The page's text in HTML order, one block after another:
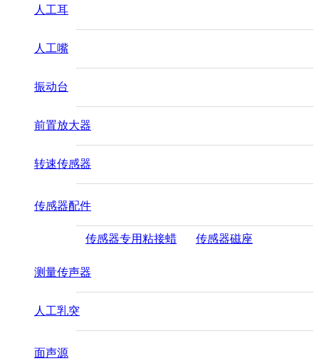
人工耳
人工嘴
振动台
前置放大器
转速传感器
传感器配件
传感器专用粘接蜡 传感器磁座
测量传声器
人工乳突
面声源